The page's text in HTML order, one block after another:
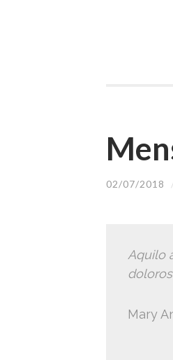
02/07/2018
Aquilo
Mary